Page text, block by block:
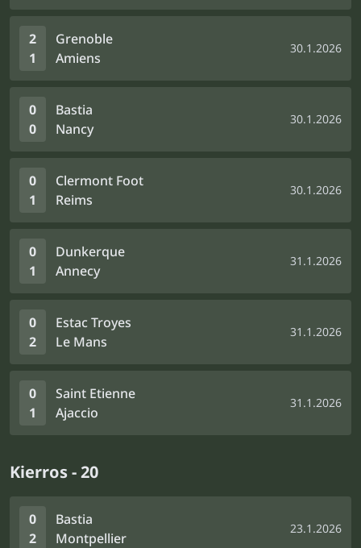
2
1
Grenoble
Amiens
30.1.2026
0
0
Bastia
Nancy
30.1.2026
0
1
Clermont Foot
Reims
30.1.2026
0
1
Dunkerque
Annecy
31.1.2026
0
2
Estac Troyes
Le Mans
31.1.2026
0
1
Saint Etienne
Ajaccio
31.1.2026
Kierros - 20
0
2
Bastia
Montpellier
23.1.2026